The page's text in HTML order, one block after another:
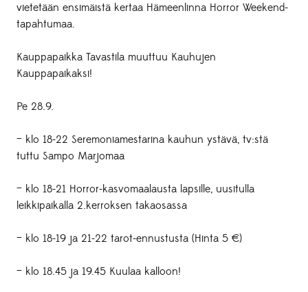
vietetään ensimäistä kertaa Hämeenlinna Horror Weekend-
tapahtumaa.
Kauppapaikka Tavastila muuttuu Kauhujen
Kauppapaikaksi!
Pe 28.9.
– klo 18-22 Seremoniamestarina kauhun ystävä, tv:stä
tuttu Sampo Marjomaa
– klo 18-21 Horror-kasvomaalausta lapsille, uusitulla
leikkipaikalla 2.kerroksen takaosassa
– klo 18-19 ja 21-22 tarot-ennustusta (Hinta 5 €)
– klo 18.45 ja 19.45 Kuulaa kalloon!